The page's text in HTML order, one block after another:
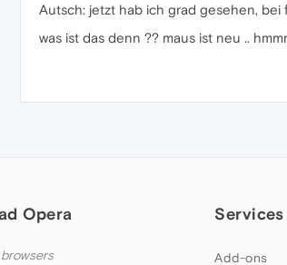
Autsch: jetzt hab ich grad gesehen, bei
was ist das denn ?? maus ist neu ..
Opera Services
Add-ons